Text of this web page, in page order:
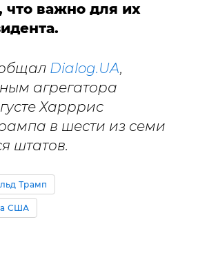
важно для их
Dialog.UA,
агрегатора
Харррис
в шести из семи
штатов.
Трамп
США